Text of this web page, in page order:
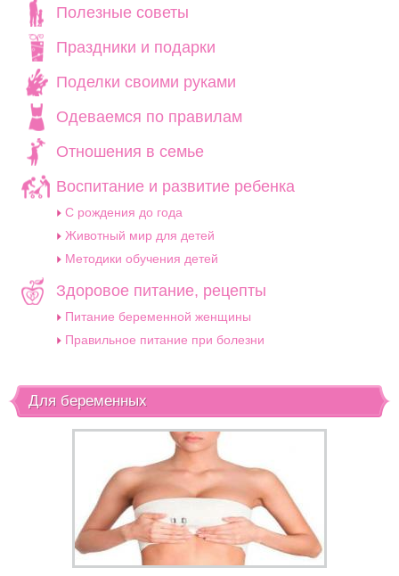
Полезные советы
Праздники и подарки
Поделки своими руками
Одеваемся по правилам
Отношения в семье
Воспитание и развитие ребенка
C рождения до года
Животный мир для детей
Методики обучения детей
Здоровое питание, рецепты
Питание беременной женщины
Правильное питание при болезни
Для беременных